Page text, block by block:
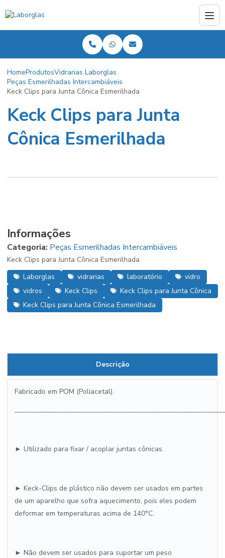
HomeProdutosVidrarias Laborglas
Peças Esmerilhadas Intercambiáveis
Keck Clips para Junta Cônica Esmerilhada
Keck Clips para Junta
Cônica Esmerilhada
Informações
Categoria: Peças Esmerilhadas Intercambiáveis
Keck Clips para Junta Cônica Esmerilhada
Laborglas
vidrarias laboratório
vidro
vidros
Keck Clips
Keck Clips para Junta Cônica
Keck Clips para Junta Cônica Esmerilhada
Descrição
Fabricado em POM (Poliacetal).
► Utilizado para fixar / acoplar juntas cônicas.
► Keck-Clips de plástico não devem ser usados em partes
de um aparelho que sofra aquecimento, pois eles podem
deformar em temperaturas acima de 140°C.
► Não devem ser usados para suportar um peso